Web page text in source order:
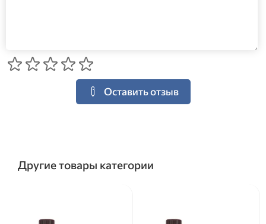
Оставить отзыв
Другие товары категории